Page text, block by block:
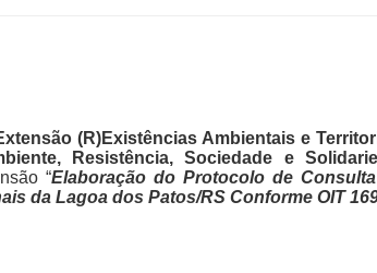
(R)Existências Ambientais e
Resistência, Sociedade e
“Elaboração do Protocolo de
da Lagoa dos Patos/RS Conforme OIT